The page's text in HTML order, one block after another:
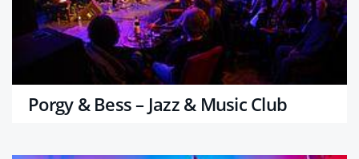
Porgy & Bess – Jazz & Music Club